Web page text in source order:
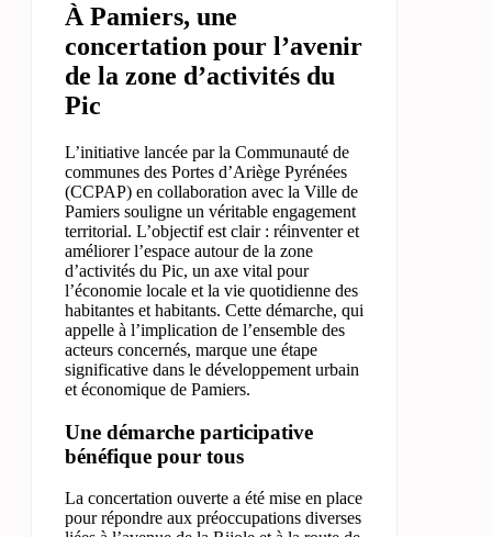
À Pamiers, une
concertation pour l’avenir
de la zone d’activités du
Pic
L’initiative lancée par la Communauté de
communes des Portes d’Ariège Pyrénées
(CCPAP) en collaboration avec la Ville de
Pamiers souligne un véritable engagement
territorial. L’objectif est clair : réinventer et
améliorer l’espace autour de la zone
d’activités du Pic, un axe vital pour
l’économie locale et la vie quotidienne des
habitantes et habitants. Cette démarche, qui
appelle à l’implication de l’ensemble des
acteurs concernés, marque une étape
significative dans le développement urbain
et économique de Pamiers.
Une démarche participative
bénéfique pour tous
La concertation ouverte a été mise en place
pour répondre aux préoccupations diverses